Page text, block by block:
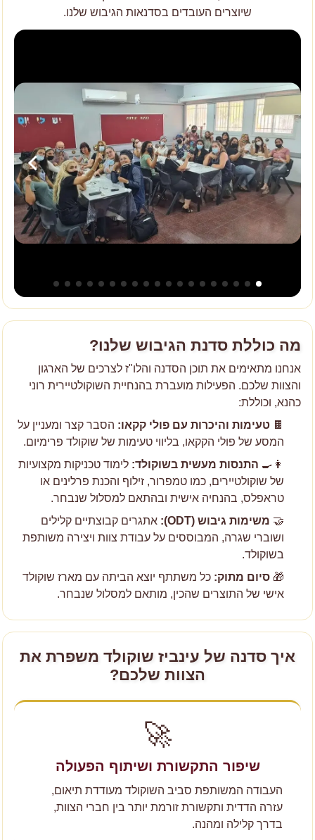
שיוצרים העובדים בסדנאות הגיבוש שלנו.
מה כוללת סדנת הגיבוש שלנו?
אנחנו מתאימים את תוכן הסדנה והלו"ז לצרכים של הארגון
והצוות שלכם. הפעילות מועברת בהנחיית השוקולטיירית רוני
כהנא, וכוללת:
🍫 טעימות והיכרות עם פולי קקאו: הסבר קצר ומעניין על
המסע של פולי הקקאו, בליווי טעימות של שוקולד פרימיום.
👩‍🍳 התנסות מעשית בשוקולד: לימוד טכניקות מקצועיות
של שוקולטיירים, כמו טמפרור, זילוף והכנת פרלינים או
טראפלס, בהנחיה אישית ובהתאם למסלול שנבחר.
🤝 משימות גיבוש (ODT):
אתגרים קבוצתיים קלילים
ושוברי שגרה, המבוססים על עבודת צוות ויצירה משותפת
בשוקולד.
🎁 סיום מתוק: כל משתתף יוצא הביתה עם מארז שוקולד
אישי של התוצרים שהכין, מותאם למסלול שנבחר.
איך סדנה של עינביז שוקולד משפרת את
הצוות שלכם?
🚀
שיפור התקשורת ושיתוף הפעולה
העבודה המשותפת סביב השוקולד מעודדת תיאום,
עזרה הדדית ותקשורת זורמת יותר בין חברי הצוות,
בדרך קלילה ומהנה.